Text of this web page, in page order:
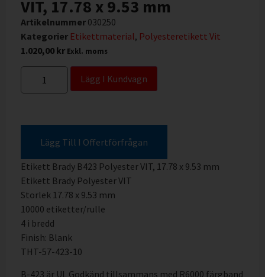
VIT, 17.78 x 9.53 mm
Artikelnummer 030250
Kategorier Etikettmaterial, Polyesteretikett Vit
1.020,00 kr Exkl. moms
Lägg I Kundvagn
Lägg Till I Offertförfrågan
Etikett Brady B423 Polyester VIT, 17.78 x 9.53 mm
Etikett Brady Polyester VIT
Storlek 17.78 x 9.53 mm
10000 etiketter/rulle
4 i bredd
Finish: Blank
THT-57-423-10
B-423 är UL Godkänd tillsammans med R6000 färgband